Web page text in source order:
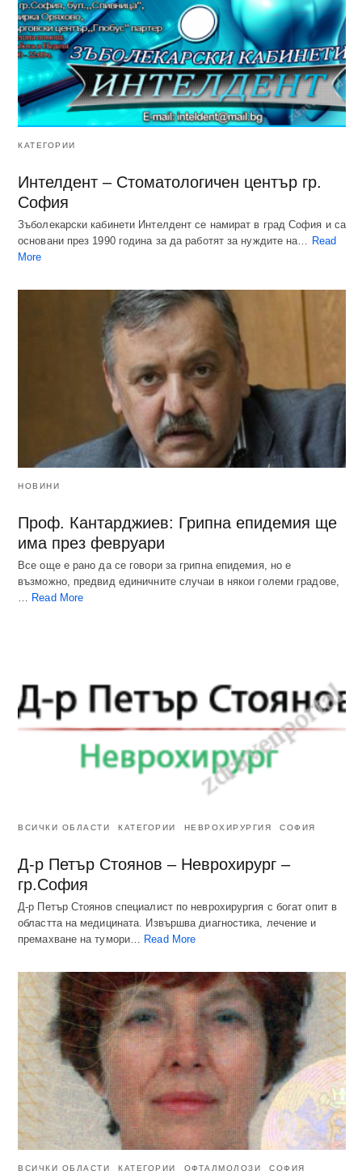
КАТЕГОРИИ
Интелдент – Стоматологичен център гр.
София
Зъболекарски кабинети Интелдент се намират в град София и са
основани през 1990 година за да работят за нуждите на… Read
More
НОВИНИ
Проф. Кантарджиев: Грипна епидемия ще
има през февруари
Все още е рано да се говори за грипна епидемия, но е
възможно, предвид единичните случаи в някои големи градове,
… Read More
ВСИЧКИ ОБЛАСТИ КАТЕГОРИИ НЕВРОХИРУРГИЯ СОФИЯ
Д-р Петър Стоянов – Неврохирург –
гр.София
Д-р Петър Стоянов специалист по неврохирургия с богат опит в
областта на медицината. Извършва диагностика, лечение и
премахване на тумори…
Read More
ВСИЧКИ ОБЛАСТИ КАТЕГОРИИ ОФТАЛМОЛОЗИ СОФИЯ